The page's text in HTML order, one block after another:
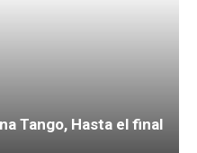
Tango, Hasta el final